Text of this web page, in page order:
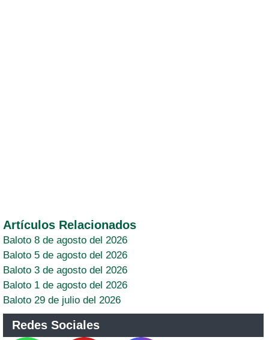
Artículos Relacionados
Baloto 8 de agosto del 2026
Baloto 5 de agosto del 2026
Baloto 3 de agosto del 2026
Baloto 1 de agosto del 2026
Baloto 29 de julio del 2026
Redes Sociales